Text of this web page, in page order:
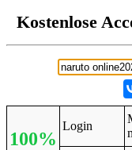
Kostenlose
100%
Login